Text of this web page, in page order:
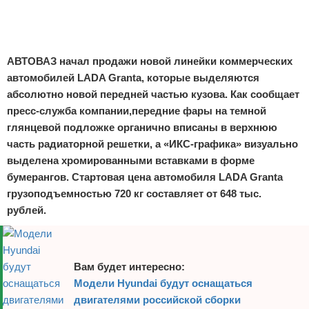
АВТОВАЗ начал продажи новой линейки коммерческих
автомобилей LADA Granta, которые выделяются
абсолютно новой передней частью кузова. Как сообщает
пресс-служба компании,передние фары на темной
глянцевой подложке органично вписаны в верхнюю
часть радиаторной решетки, а «ИКС-графика» визуально
выделена хромированными вставками в форме
бумерангов. Стартовая цена автомобиля LADA Granta
грузоподъемностью 720 кг составляет от 648 тыс.
рублей.
Вам будет интересно:
Модели Hyundai будут оснащаться
двигателями российской сборки